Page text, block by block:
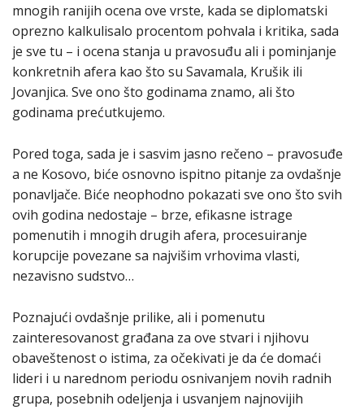
mnogih ranijih ocena ove vrste, kada se diplomatski
oprezno kalkulisalo procentom pohvala i kritika, sada
je sve tu – i ocena stanja u pravosuđu ali i pominjanje
konkretnih afera kao što su Savamala, Krušik ili
Jovanjica. Sve ono što godinama znamo, ali što
godinama prećutkujemo.
Pored toga, sada je i sasvim jasno rečeno – pravosuđe
a ne Kosovo, biće osnovno ispitno pitanje za ovdašnje
ponavljače. Biće neophodno pokazati sve ono što svih
ovih godina nedostaje – brze, efikasne istrage
pomenutih i mnogih drugih afera, procesuiranje
korupcije povezane sa najvišim vrhovima vlasti,
nezavisno sudstvo…
Poznajući ovdašnje prilike, ali i pomenutu
zainteresovanost građana za ove stvari i njihovu
obaveštenost o istima, za očekivati je da će domaći
lideri i u narednom periodu osnivanjem novih radnih
grupa, posebnih odeljenja i usvanjem najnovijih